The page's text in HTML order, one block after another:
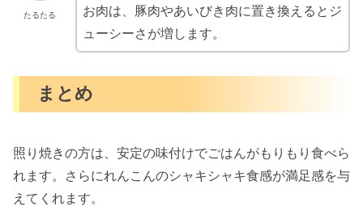
たるたる
お肉は、豚肉やあいびき肉に置き換えるとジ
ューシーさが増します。
まとめ
照り焼きの方は、安定の味付けでごはんがもりもり食べら
れます。さらにれんこんのシャキシャキ食感が満足感を与
えてくれます。